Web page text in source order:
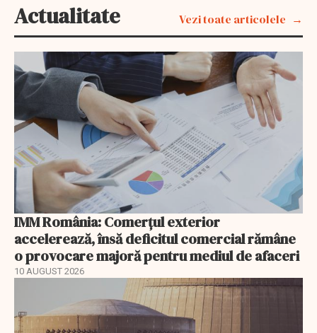
Actualitate Vezi toate articolele
IMM România: Comerțul exterior
accelerează, însă deficitul comercial rămâne
o provocare majoră pentru mediul de afaceri
10 AUGUST 2026